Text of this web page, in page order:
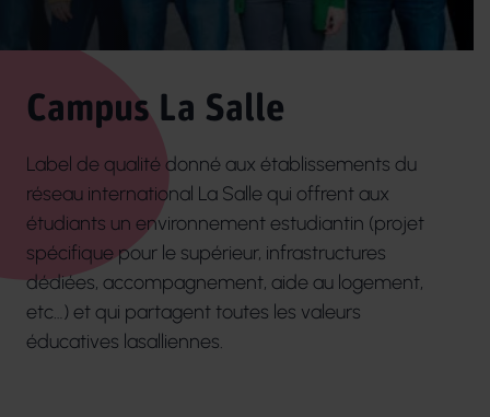
Campus La Salle
Label de qualité donné aux établissements du
réseau international La Salle qui offrent aux
étudiants un environnement estudiantin (projet
spécifique pour le supérieur, infrastructures
dédiées, accompagnement, aide au logement,
etc…) et qui partagent toutes les valeurs
éducatives lasalliennes.